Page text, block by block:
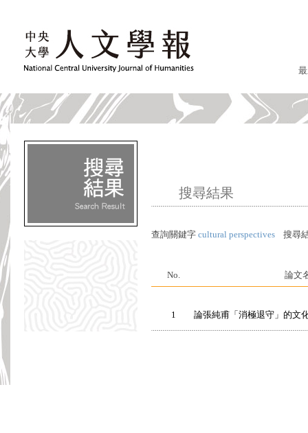
搜尋結果
查詢關鍵字 cultural perspectives 搜尋
No. 論文
1 論張純甫「消極退守」的文